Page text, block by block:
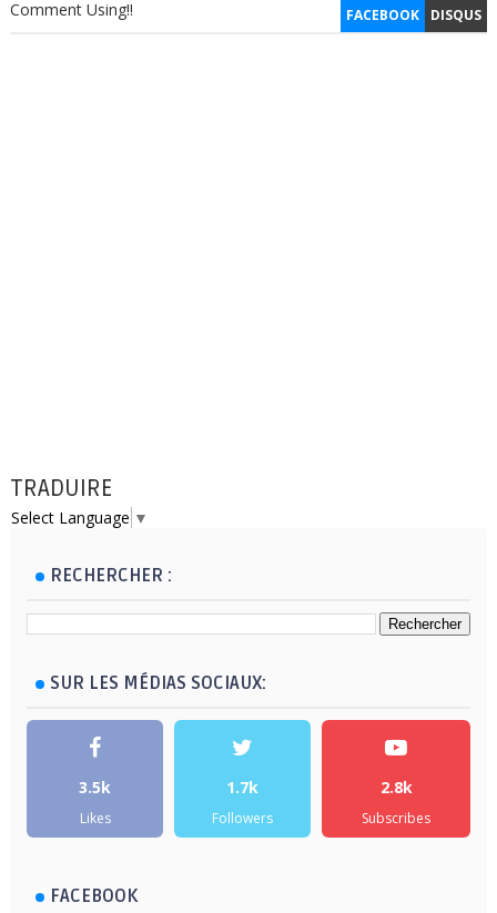
FACEBOOK DISQUS
Comment Using!!
TRADUIRE
Select Language ▼
RECHERCHER :
SUR LES MÉDIAS SOCIAUX:
3.5k
Likes
1.7k
Followers
2.8k
Subscribes
FACEBOOK